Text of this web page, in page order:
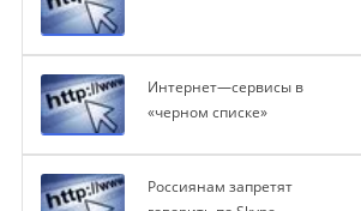
Интернет—сервисы в
«черном списке»
Россиянам запретят